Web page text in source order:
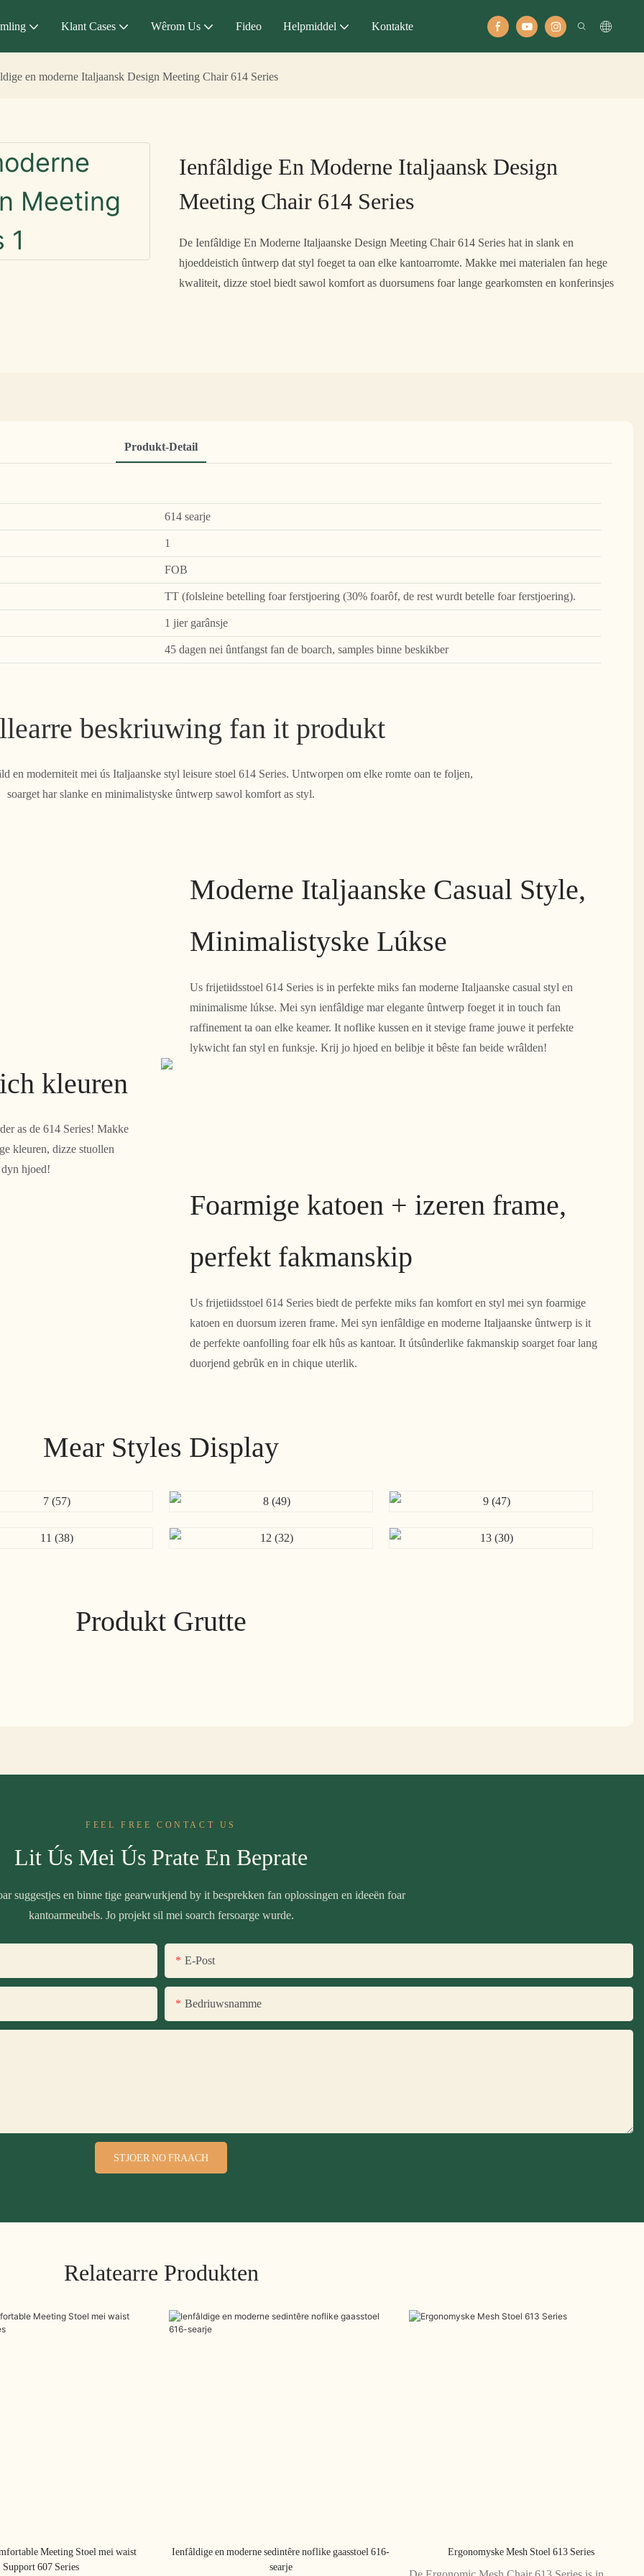
Klant Cases Wêrom Us Fideo Helpmiddel Kontakte
en moderne Italjaansk Design Meeting Chair 614 Series
Ienfâldige En Moderne Italjaansk Design
Meeting Chair 614 Series
De Ienfâldige En Moderne Italjaanske Design Meeting Chair 614 Series hat in slank en
hjoeddeistich ûntwerp dat styl foeget ta oan elke kantoarromte. Makke mei materialen fan hege
kwaliteit, dizze stoel biedt sawol komfort as duorsumens foar lange gearkomsten en konferinsjes
Produkt-Detail
614 searje
1
FOB
TT (folsleine betelling foar ferstjoering (30% foarôf, de rest wurdt betelle foar ferstjoering).
1 jier garânsje
45 dagen nei ûntfangst fan de boarch, samples binne beskikber
beskriuwing fan it produkt
en moderniteit mei ús Italjaanske styl leisure stoel 614 Series. Untworpen om elke romte oan te foljen,
soarget har slanke en minimalistyske ûntwerp sawol komfort as styl.
Moderne Italjaanske Casual Style,
Minimalistyske Lúkse
Us frijetiidsstoel 614 Series is in perfekte miks fan moderne Italjaanske casual styl en
minimalisme lúkse. Mei syn ienfâldige mar elegante ûntwerp foeget it in touch fan
raffinement ta oan elke keamer. It noflike kussen en it stevige frame jouwe it perfekte
lykwicht fan styl en funksje. Krij jo hjoed en belibje it bêste fan beide wrâlden!
kleuren
as de 614 Series! Makke
kleuren, dizze stuollen
hjoed!
Foarmige katoen + izeren frame,
perfekt fakmanskip
Us frijetiidsstoel 614 Series biedt de perfekte miks fan komfort en styl mei syn foarmige
katoen en duorsum izeren frame. Mei syn ienfâldige en moderne Italjaanske ûntwerp is it
de perfekte oanfolling foar elk hûs as kantoar. It útsûnderlike fakmanskip soarget foar lang
duorjend gebrûk en in chique uterlik.
Mear Styles Display
Produkt Grutte
FEEL FREE CONTACT US
Lit Ús Mei Ús Prate En Beprate
suggestjes en binne tige gearwurkjend by it besprekken fan oplossingen en ideeën foar
kantoarmeubels. Jo projekt sil mei soarch fersoarge wurde.
E-Post
Bedriuwsnamme
STJOER NO FRAACH
Relatearre Produkten
Meeting Stoel mei waist
Support 607 Series
Ienfâldige en moderne sedintêre noflike gaasstoel 616-
searje
Ergonomyske Mesh Stoel 613 Series